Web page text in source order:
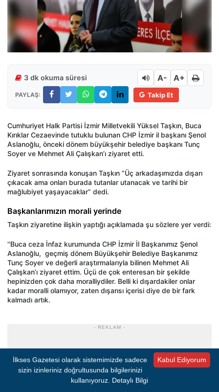
3 dk okuma süresi A- A+
PAYLAŞ: Takip Et
Cumhuriyet Halk Partisi İzmir Milletvekili Yüksel Taşkın, Buca
Kırıklar Cezaevinde tutuklu bulunan CHP İzmir il başkanı Şenol
Aslanoğlu, önceki dönem büyükşehir belediye başkanı Tunç
Soyer ve Mehmet Ali Çalışkan’ı ziyaret etti.
Ziyaret sonrasında konuşan Taşkın “Üç arkadaşımızda dışarı
çıkacak ama onları burada tutanlar utanacak ve tarihi bir
mağlubiyet yaşayacaklar” dedi.
Başkanlarımızın morali yerinde
Taşkın ziyaretine ilişkin yaptığı açıklamada şu sözlere yer verdi:
''Buca ceza İnfaz kurumunda CHP İzmir İl Başkanımız Şenol
Aslanoğlu, geçmiş dönem Büyükşehir Belediye Başkanımız
Tunç Soyer ve değerli araştırmalarıyla bilinen Mehmet Ali
Çalışkan’ı ziyaret ettim. Üçü de çok enteresan bir şekilde
hepinizden çok daha moralliydiler. Belli ki dışardakiler onlar
kadar moralli olamıyor, zaten dışarısı içerisi diye de bir fark
kalmadı artık.
- REKLAM -
Kabul Ediyorum
İlkses Gazetesi olarak sistemimizde sadece
sizin izinleriniz doğrultusunda bilgilerinizi
kullanıyoruz. Detaylı Bilgi